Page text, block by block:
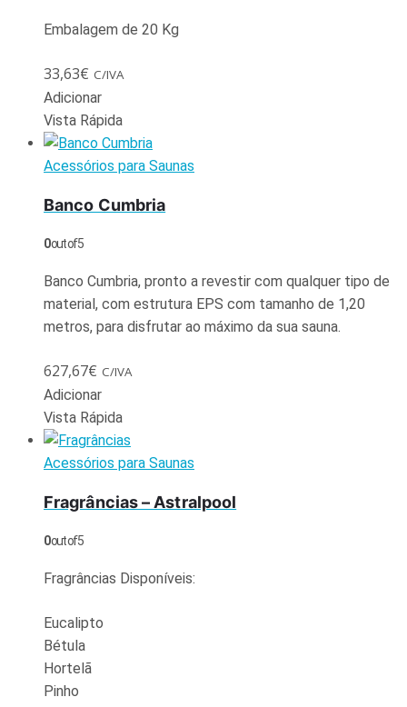
Embalagem de 20 Kg
33,63€ C/IVA
Adicionar
Vista Rápida
Acessórios para Saunas
Banco Cumbria
0out of 5
Banco Cumbria, pronto a revestir com qualquer tipo de
material, com estrutura EPS com tamanho de 1,20
metros, para disfrutar ao máximo da sua sauna.
627,67€ C/IVA
Adicionar
Vista Rápida
Acessórios para Saunas
Fragrâncias – Astralpool
0out of 5
Fragrâncias Disponíveis:
Eucalipto
Bétula
Hortelã
Pinho